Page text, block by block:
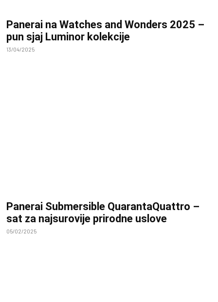
Panerai na Watches and Wonders 2025 –
pun sjaj Luminor kolekcije
13/04/2025
Panerai Submersible QuarantaQuattro –
sat za najsurovije prirodne uslove
05/02/2025